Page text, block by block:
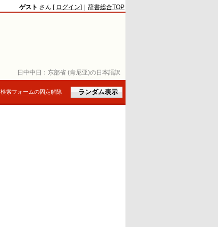
日中中日： 东部省 (肯尼亚)の日本語訳
ゲスト さん [ ログイン] | 辞書総合TOP
検索フォームの固定解除